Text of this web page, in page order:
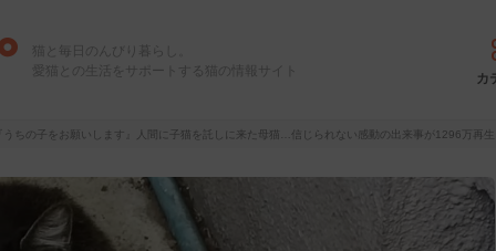
猫と毎日のんびり暮らし。
愛猫との生活をサポートする猫の情報サイト
カ
うちの子をお願いします』人間に子猫を託しに来た母猫…信じられない感動の出来事が1296万再